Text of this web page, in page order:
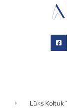
Lüks Koltuk